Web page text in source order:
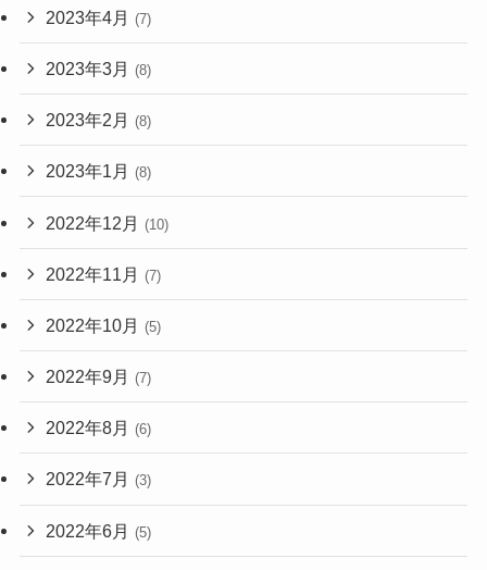
2023年4月 (7)
2023年3月 (8)
2023年2月 (8)
2023年1月 (8)
2022年12月 (10)
2022年11月 (7)
2022年10月 (5)
2022年9月 (7)
2022年8月 (6)
2022年7月 (3)
2022年6月 (5)